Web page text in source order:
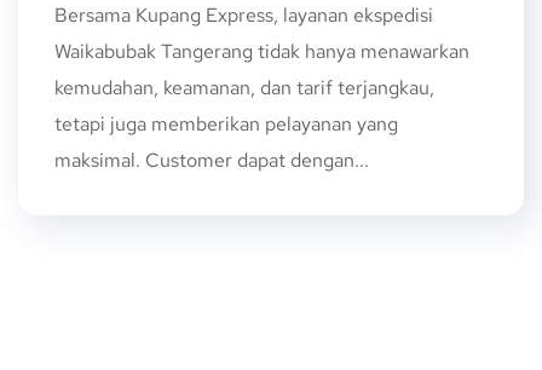
Bersama Kupang Express, layanan ekspedisi
Waikabubak Tangerang tidak hanya menawarkan
kemudahan, keamanan, dan tarif terjangkau,
tetapi juga memberikan pelayanan yang
maksimal. Customer dapat dengan...